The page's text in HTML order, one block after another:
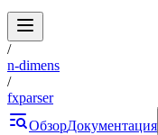
/
n-dimens
/
fxparser
ОбзорДокументация